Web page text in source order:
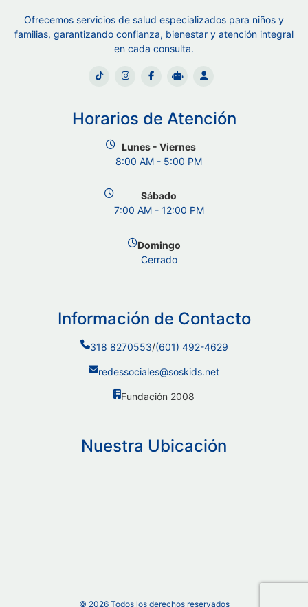
Ofrecemos servicios de salud especializados para niños y
familias, garantizando confianza, bienestar y atención integral
en cada consulta.
Horarios de Atención
Lunes - Viernes
8:00 AM - 5:00 PM
Sábado
7:00 AM - 12:00 PM
Domingo
Cerrado
Información de Contacto
318 8270553/(601) 492-4629
redessociales@soskids.net
Fundación 2008
Nuestra Ubicación
© 2026Todos los derechos reservados